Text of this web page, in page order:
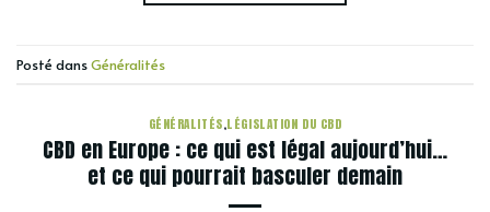
Posté dansGénéralités
GÉNÉRALITÉS,LÉGISLATION DU CBD
CBD en Europe : ce qui est légal aujourd’hui…
et ce qui pourrait basculer demain